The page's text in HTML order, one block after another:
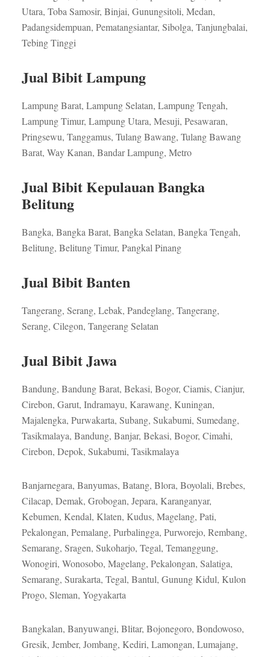
Utara, Toba Samosir, Binjai, Gunungsitoli, Medan,
Padangsidempuan, Pematangsiantar, Sibolga, Tanjungbalai,
Tebing Tinggi
Jual Bibit Lampung
Lampung Barat, Lampung Selatan, Lampung Tengah,
Lampung Timur, Lampung Utara, Mesuji, Pesawaran,
Pringsewu, Tanggamus, Tulang Bawang, Tulang Bawang
Barat, Way Kanan, Bandar Lampung, Metro
Jual Bibit Kepulauan Bangka
Belitung
Bangka, Bangka Barat, Bangka Selatan, Bangka Tengah,
Belitung, Belitung Timur, Pangkal Pinang
Jual Bibit Banten
Tangerang, Serang, Lebak, Pandeglang, Tangerang,
Serang, Cilegon, Tangerang Selatan
Jual Bibit Jawa
Bandung, Bandung Barat, Bekasi, Bogor, Ciamis, Cianjur,
Cirebon, Garut, Indramayu, Karawang, Kuningan,
Majalengka, Purwakarta, Subang, Sukabumi, Sumedang,
Tasikmalaya, Bandung, Banjar, Bekasi, Bogor, Cimahi,
Cirebon, Depok, Sukabumi, Tasikmalaya
Banjarnegara, Banyumas, Batang, Blora, Boyolali, Brebes,
Cilacap, Demak, Grobogan, Jepara, Karanganyar,
Kebumen, Kendal, Klaten, Kudus, Magelang, Pati,
Pekalongan, Pemalang, Purbalingga, Purworejo, Rembang,
Semarang, Sragen, Sukoharjo, Tegal, Temanggung,
Wonogiri, Wonosobo, Magelang, Pekalongan, Salatiga,
Semarang, Surakarta, Tegal, Bantul, Gunung Kidul, Kulon
Progo, Sleman, Yogyakarta
Bangkalan, Banyuwangi, Blitar, Bojonegoro, Bondowoso,
Gresik, Jember, Jombang, Kediri, Lamongan, Lumajang,